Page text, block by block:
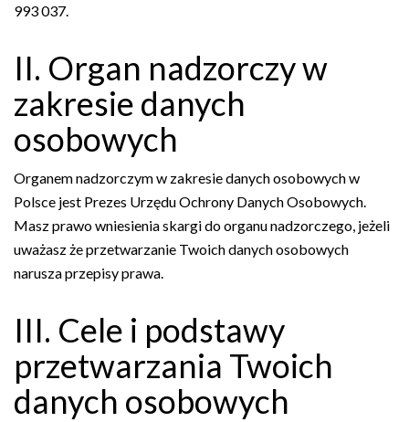
993 037.
II. Organ nadzorczy w
zakresie danych
osobowych
Organem nadzorczym w zakresie danych osobowych w
Polsce jest Prezes Urzędu Ochrony Danych Osobowych.
Masz prawo wniesienia skargi do organu nadzorczego, jeżeli
uważasz że przetwarzanie Twoich danych osobowych
narusza przepisy prawa.
III. Cele i podstawy
przetwarzania Twoich
danych osobowych